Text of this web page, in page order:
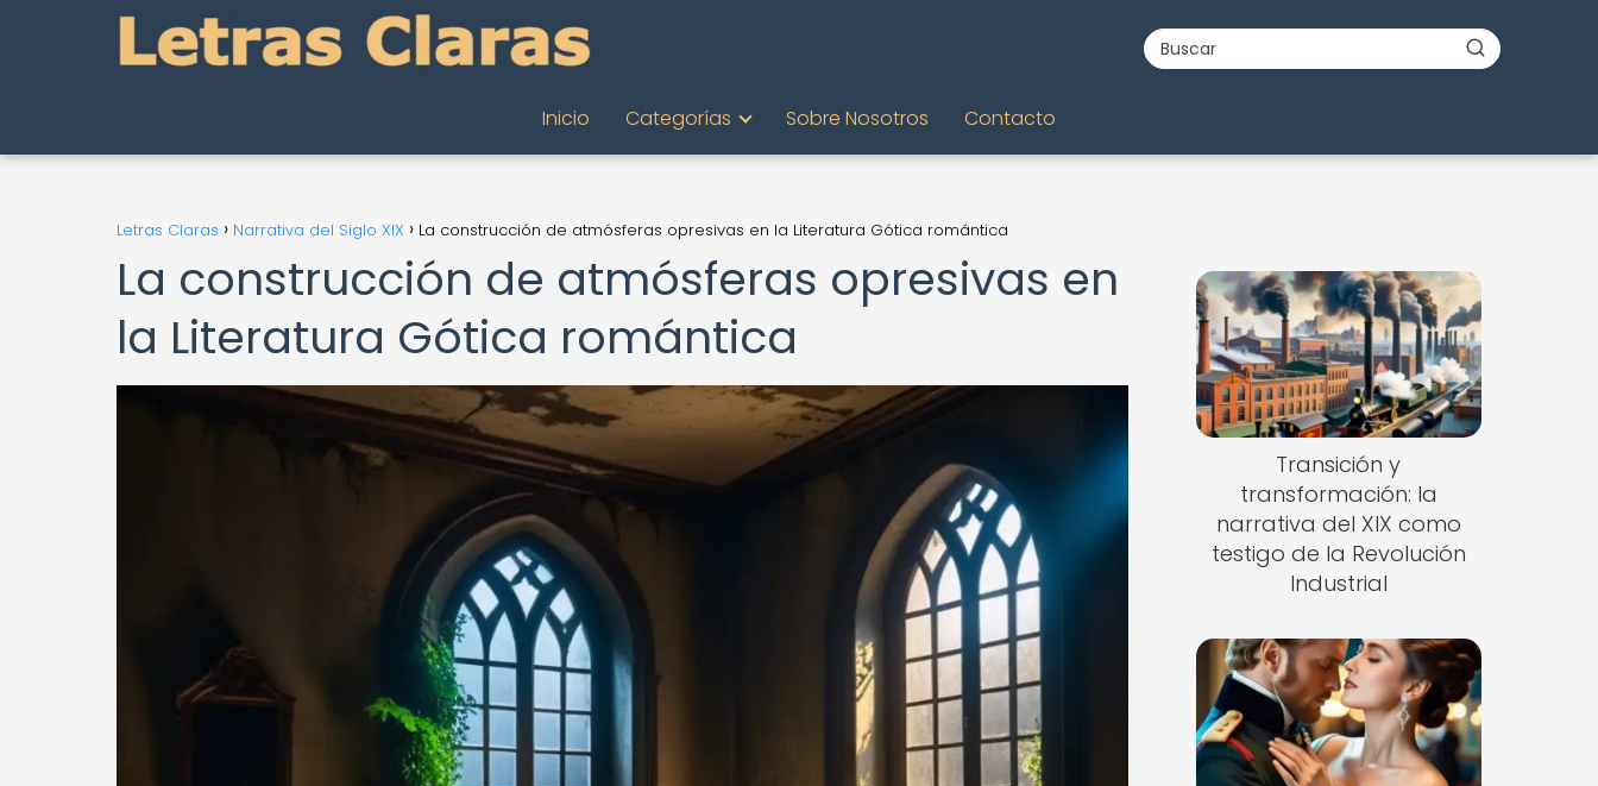
Inicio Categorías Sobre Nosotros Contacto
Letras Claras Narrativa del Siglo XIX La construcción de atmósferas opresivas en la Literatura Gótica romántica
La construcción de atmósferas opresivas en
la Literatura Gótica romántica
Transición y
transformación: la
narrativa del XIX como
testigo de la Revolución
Industrial